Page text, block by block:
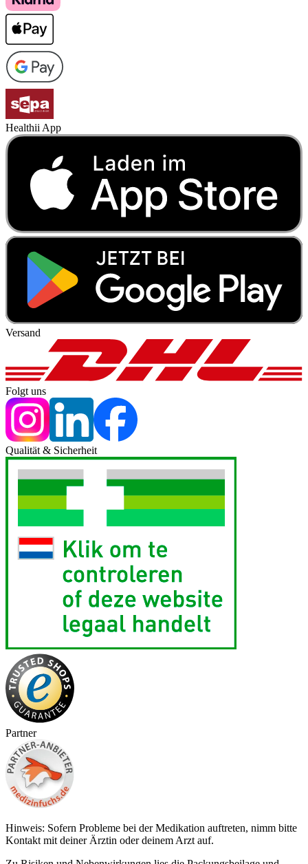
Healthii App
Versand
Folgt uns
Qualität & Sicherheit
Partner
Hinweis: Sofern Probleme bei der Medikation auftreten, nimm bitte
Kontakt mit deiner Ärztin oder deinem Arzt auf.